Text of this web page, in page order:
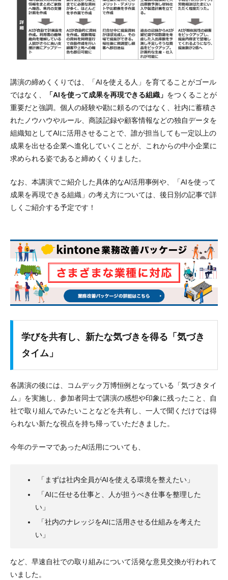
講演の締めくくりでは、「AIを使える人」を育てることがゴール
ではなく、
「AIを使って成果を再現できる組織」 をつくることが
重要だと強調。個人の経験や勘に頼るのではなく、社内に蓄積さ
れたノウハウやルール、商談記録や顧客情報などの独自データを
組織知としてAIに活用させることで、誰が担当しても一定以上の
成果を出せる企業へ進化していくことが、これからの中小企業に
求められる姿であると締めくくりました。
なお、本講演でご紹介した具体的なAI活用事例や、「AIを使って
成果を再現できる組織」の考え方については、後日別の記事で詳
しくご紹介する予定です！
学びを共有し、新たな気づきを得る「気づき
タイム」
各講演の後には、コムデック万博恒例となっている「気づきタイ
ム」を実施し、参加者同士で講演の感想や印象に残ったこと、自
社で取り組んでみたいことなどを共有し、一人で聞くだけでは得
られない新たな視点を持ち帰っていただきました。
今年のテーマであったAI活用についても、
「まずは社内全員がAIを使える環境を整えたい」
「AIに任せる仕事と、人が担うべき仕事を整理した
い」
「社内のナレッジをAIに活用させる仕組みを考えた
い」
など、早速自社での取り組みについて活発な意見交換が行われて
いました。